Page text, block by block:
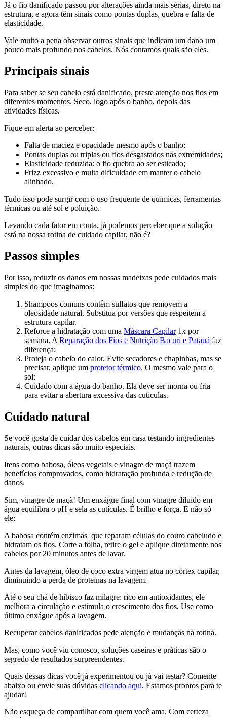
Já o fio danificado passou por alterações ainda mais sérias, direto na
estrutura, e agora têm sinais como pontas duplas, quebra e falta de
elasticidade.
Vale muito a pena observar outros sinais que indicam um dano um
pouco mais profundo nos cabelos. Nós contamos quais são eles.
Principais sinais
Para saber se seu cabelo está danificado, preste atenção nos fios em
diferentes momentos. Seco, logo após o banho, depois das
atividades físicas.
Fique em alerta ao perceber:
Falta de maciez e opacidade mesmo após o banho;
Pontas duplas ou triplas ou fios desgastados nas extremidades;
Elasticidade reduzida: o fio quebra ao ser esticado;
Frizz excessivo e muita dificuldade em manter o cabelo
alinhado.
Tudo isso pode surgir com o uso frequente de químicas, ferramentas
térmicas ou até sol e poluição.
Levando cada fator em conta, já podemos perceber que a solução
está na nossa rotina de cuidado capilar, não é?
Passos simples
Por isso, reduzir os danos em nossas madeixas pede cuidados mais
simples do que imaginamos:
Shampoos comuns contêm sulfatos que removem a
oleosidade natural. Substitua por versões que respeitem a
estrutura capilar.
Reforce a hidratação com uma Máscara Capilar1x por
semana. A Reparação dos Fios e Nutrição Bacuri e Patauá faz
diferença;
Proteja o cabelo do calor. Evite secadores e chapinhas, mas se
precisar, aplique um protetor térmico. O mesmo vale para o
sol;
Cuidado com a água do banho. Ela deve ser morna ou fria
para evitar a abertura excessiva das cutículas.
Cuidado natural
Se você gosta de cuidar dos cabelos em casa testando ingredientes
naturais, outras dicas são muito especiais.
Itens como babosa, óleos vegetais e vinagre de maçã trazem
benefícios comprovados, como hidratação profunda e redução de
danos.
Sim, vinagre de maçã! Um enxágue final com vinagre diluído em
água equilibra o pH e sela as cutículas. É brilho e força. E não só
ele:
A babosa contém enzimas que reparam células do couro cabeludo e
hidratam os fios. Corte a folha, retire o gel e aplique diretamente nos
cabelos por 20 minutos antes de lavar.
Antes da lavagem, óleo de coco extra virgem atua no córtex capilar,
diminuindo a perda de proteínas na lavagem.
Até o seu chá de hibisco faz milagre: rico em antioxidantes, ele
melhora a circulação e estimula o crescimento dos fios. Use como
último enxágue após a lavagem.
Recuperar cabelos danificados pede atenção e mudanças na rotina.
Mas, como você viu conosco, soluções caseiras e práticas são o
segredo de resultados surpreendentes.
Quais dessas dicas você já experimentou ou já vai testar? Comente
abaixo ou envie suas dúvidas clicando aqui. Estamos prontos para te
ajudar!
Não esqueça de compartilhar com quem você ama. Com certeza